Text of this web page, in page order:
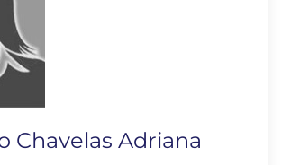
Chavelas Adriana